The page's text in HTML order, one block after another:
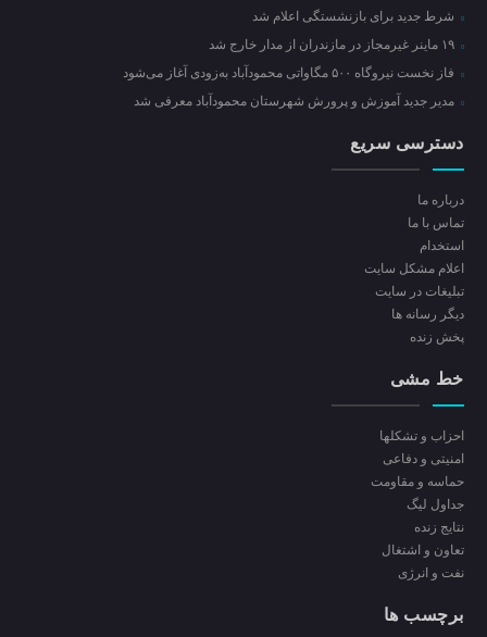
شرط جدید برای بازنشستگی اعلام شد
۱۹ ماینر غیرمجاز در مازندران از مدار خارج شد
فاز نخست نیروگاه ۵۰۰ مگاواتی محمودآباد به‌زودی آغاز می‌شود
مدیر جدید آموزش و پرورش شهرستان محمودآباد معرفی شد
دسترسی سریع
درباره ما
تماس با ما
استخدام
اعلام مشکل سایت
تبلیغات در سایت
ديگر رسانه ها
پخش زنده
خط مشی
احزاب و تشکلها
امنیتی و دفاعی
حماسه و مقاومت
جداول لیگ
نتایج زنده
تعاون و اشتغال
نفت و انرژی
برچسب ها